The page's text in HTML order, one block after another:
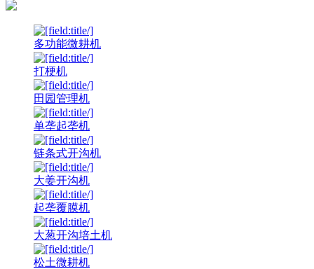
多功能微耕机
打梗机
田园管理机
单垄起垄机
链条式开沟机
大姜开沟机
起垄覆膜机
大葱开沟培土机
松土微耕机